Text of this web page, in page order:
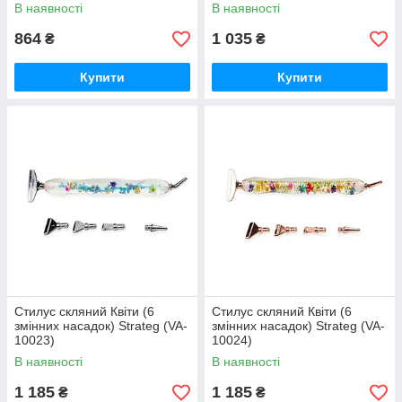
В наявності
864 ₴
Купити
В наявності
1 035 ₴
Купити
Стилус скляний Квіти (6
змінних насадок) Strateg (VA-
10023)
В наявності
1 185 ₴
Стилус скляний Квіти (6
змінних насадок) Strateg (VA-
10024)
В наявності
1 185 ₴